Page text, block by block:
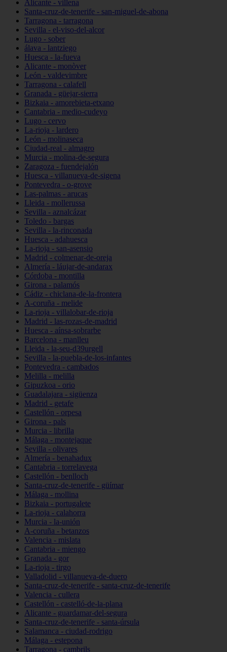
Alicante - villena
Santa-cruz-de-tenerife - san-miguel-de-abona
Tarragona - tarragona
Sevilla - el-viso-del-alcor
Lugo - sober
álava - lantziego
Huesca - la-fueva
Alicante - monòver
León - valdevimbre
Tarragona - calafell
Granada - güejar-sierra
Bizkaia - amorebieta-etxano
Cantabria - medio-cudeyo
Lugo - cervo
La-rioja - lardero
León - molinaseca
Ciudad-real - almagro
Murcia - molina-de-segura
Zaragoza - fuendejalón
Huesca - villanueva-de-sigena
Pontevedra - o-grove
Las-palmas - arucas
Lleida - mollerussa
Sevilla - aznalcázar
Toledo - bargas
Sevilla - la-rinconada
Huesca - adahuesca
La-rioja - san-asensio
Madrid - colmenar-de-oreja
Almería - láujar-de-andarax
Córdoba - montilla
Girona - palamós
Cádiz - chiclana-de-la-frontera
A-coruña - melide
La-rioja - villalobar-de-rioja
Madrid - las-rozas-de-madrid
Huesca - aínsa-sobrarbe
Barcelona - manlleu
Lleida - la-seu-d39urgell
Sevilla - la-puebla-de-los-infantes
Pontevedra - cambados
Melilla - melilla
Gipuzkoa - orio
Guadalajara - sigüenza
Madrid - getafe
Castellón - orpesa
Girona - pals
Murcia - librilla
Málaga - montejaque
Sevilla - olivares
Almería - benahadux
Cantabria - torrelavega
Castellón - benlloch
Santa-cruz-de-tenerife - güímar
Málaga - mollina
Bizkaia - portugalete
La-rioja - calahorra
Murcia - la-unión
A-coruña - betanzos
Valencia - mislata
Cantabria - miengo
Granada - gor
La-rioja - tirgo
Valladolid - villanueva-de-duero
Santa-cruz-de-tenerife - santa-cruz-de-tenerife
Valencia - cullera
Castellón - castelló-de-la-plana
Alicante - guardamar-del-segura
Santa-cruz-de-tenerife - santa-úrsula
Salamanca - ciudad-rodrigo
Málaga - estepona
Tarragona - cambrils